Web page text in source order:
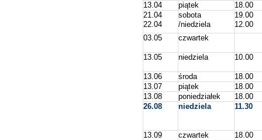
13.04
piątek
18.00
21.04
22.04
sobota
/niedziela
19.00
12.00
03.05
czwartek
13.05 niedziela 10.00
13.06 środa
18.00
13.07
piątek
18.00
13.08
poniedziałek
18.00
26.08
niedziela 11.30
13.09 czwartek
18.00